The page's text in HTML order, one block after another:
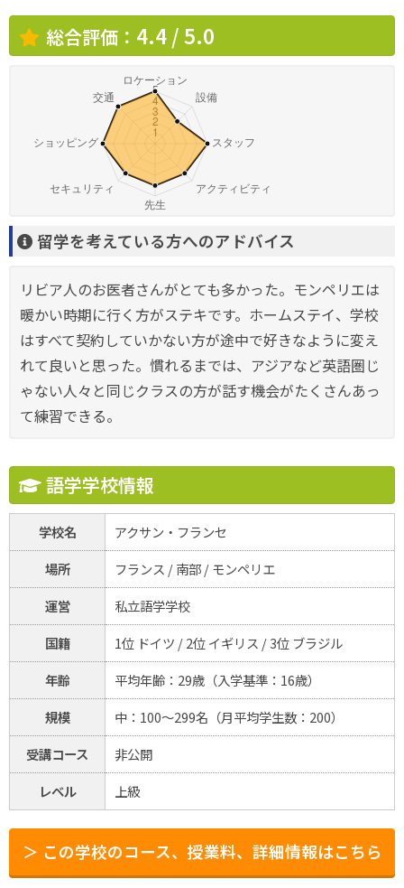
総合評価： 4.4 / 5.0
留学を考えている方へのアドバイス
リビア人のお医者さんがとても多かった。モンペリエは
暖かい時期に行く方がステキです。ホームステイ、学校
はすべて契約していかない方が途中で好きなように変え
れて良いと思った。慣れるまでは、アジアなど英語圏じ
ゃない人々と同じクラスの方が話す機会がたくさんあっ
て練習できる。
語学学校情報
学校名
アクサン・フランセ
場所
フランス / 南部 / モンペリエ
運営
私立語学学校
国籍
1位 ドイツ / 2位 イギリス / 3位 ブラジル
年齢
平均年齢：29歳（入学基準：16歳）
規模
中：100～299名（月平均学生数：200）
受講コース
非公開
レベル
上級
＞ この学校のコース、授業料、詳細情報はこちら